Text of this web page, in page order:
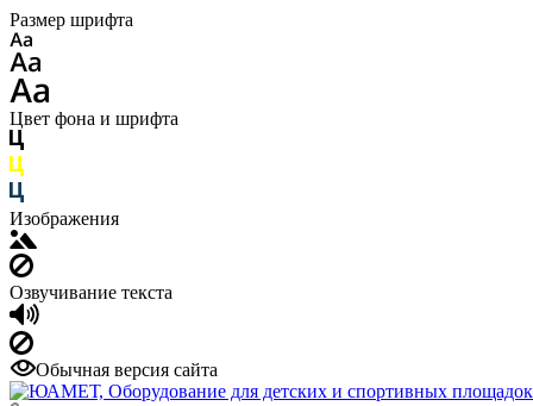
Размер шрифта
Цвет фона и шрифта
Изображения
Озвучивание текста
Обычная версия сайта